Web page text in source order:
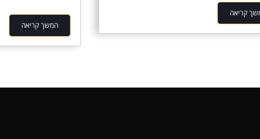
קריאה
המשך קריאה